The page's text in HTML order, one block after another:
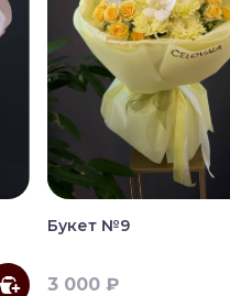
Букет №9
3 000 ₽